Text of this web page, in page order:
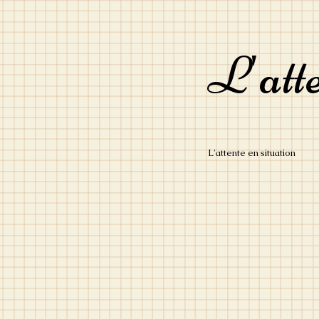
L'attente en situation